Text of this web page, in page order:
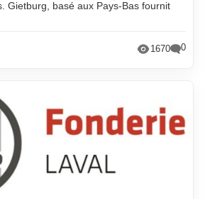
Gietburg, basé aux Pays-Bas fournit
1670 0